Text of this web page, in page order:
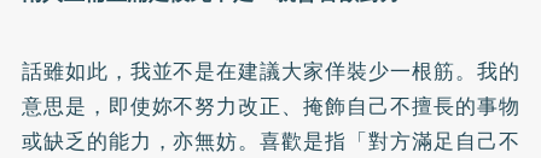
話雖如此，我並不是在建議大家佯裝少一根筋。我的
意思是，即使妳不努力改正、掩飾自己不擅長的事物
或缺乏的能力，亦無妨。喜歡是指「對方滿足自己不